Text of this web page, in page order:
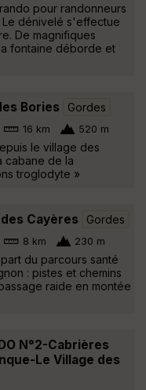
pour randonneurs
Le dénivelé s'effectue
De magnifiques
fontaine déborde et
Bories Gordes
16 km 520 m
le village des
cabane de la
troglodyte »
Cayères Gordes
8 km 230 m
du parcours santé
: pistes et chemins
raide en montée
N°2-Cabrières
Le Village des